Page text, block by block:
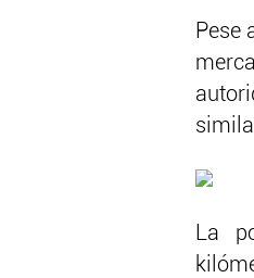
Pese
La